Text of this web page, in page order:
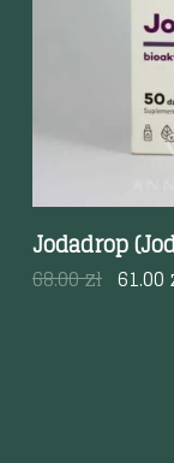
Jodadrop
68.00zł 61.00